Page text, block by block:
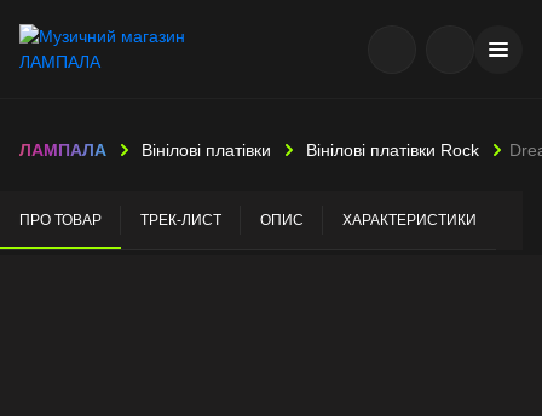
ЛАМПАЛА Вінілові платівки Вінілові платівки Rock
ПРО ТОВАР ТРЕК-ЛИСТ ОПИС ХАРАКТЕРИСТИКИ